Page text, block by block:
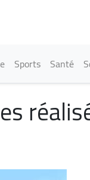
Sports Santé